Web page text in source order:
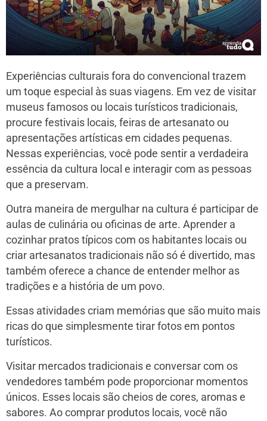
Experiências culturais fora do convencional trazem
um toque especial às suas viagens. Em vez de visitar
museus famosos ou locais turísticos tradicionais,
procure festivais locais, feiras de artesanato ou
apresentações artísticas em cidades pequenas.
Nessas experiências, você pode sentir a verdadeira
essência da cultura local e interagir com as pessoas
que a preservam.
Outra maneira de mergulhar na cultura é participar de
aulas de culinária ou oficinas de arte. Aprender a
cozinhar pratos típicos com os habitantes locais ou
criar artesanatos tradicionais não só é divertido, mas
também oferece a chance de entender melhor as
tradições e a história de um povo.
Essas atividades criam memórias que são muito mais
ricas do que simplesmente tirar fotos em pontos
turísticos.
Visitar mercados tradicionais e conversar com os
vendedores também pode proporcionar momentos
únicos. Esses locais são cheios de cores, aromas e
sabores. Ao comprar produtos locais, você não